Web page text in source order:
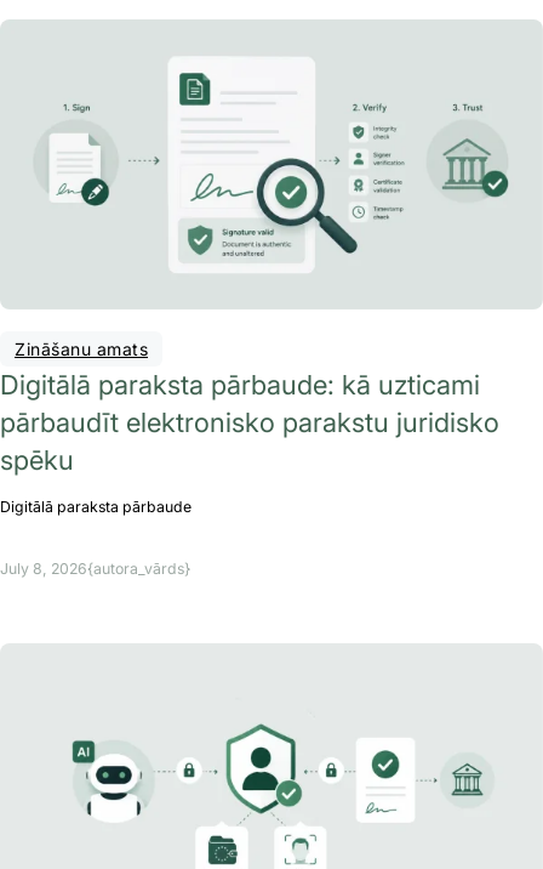
Zināšanu amats
Digitālā paraksta pārbaude: kā uzticami
pārbaudīt elektronisko parakstu juridisko
spēku
Digitālā paraksta pārbaude
July 8, 2026{autora_vārds}